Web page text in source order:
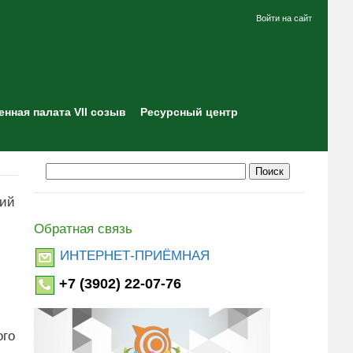
Войти на сайт
палата VII созыв Ресурсный центр
Обратная связь
ИНТЕРНЕТ-ПРИЁМНАЯ
+7 (3902) 22-07-76